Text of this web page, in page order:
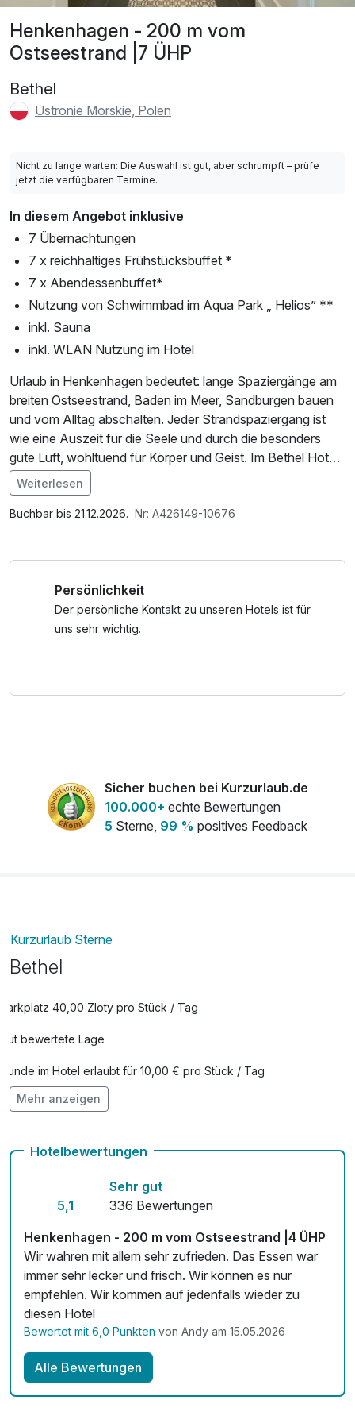
Henkenhagen - 200 m vom
Ostseestrand |7 ÜHP
Bethel
Ustronie Morskie, Polen
Nicht zu lange warten: Die Auswahl ist gut, aber schrumpft – prüfe
jetzt die verfügbaren Termine.
In diesem Angebot inklusive
7 Übernachtungen
7 x reichhaltiges Frühstücksbuffet *
7 x Abendessenbuffet*
Nutzung von Schwimmbad im Aqua Park „ Helios” **
inkl. Sauna
inkl. WLAN Nutzung im Hotel
Urlaub in Henkenhagen bedeutet: lange Spaziergänge am
breiten Ostseestrand, Baden im Meer, Sandburgen bauen
und vom Alltag abschalten. Jeder Strandspaziergang ist
wie eine Auszeit für die Seele und durch die besonders
gute Luft, wohltuend für Körper und Geist. Im Bethel Hotel
erwarten Sie eine moderne Unterkunft nur wenige Minuten
vom Strand entfernt, mit modernen Zimmern, einer
Sonnenterasse sowie einer Sauna. Durch Henkenhagen
Themengarten Hortulus nur 15 Minuten mit dem PKW vom
Hotel entfernt.
!!! Für alle Aufenthalte vom 1.11.2024 bis 31.03.2025 (mit
einem Mindestaufenthalt von 4 Nächten) - 1 Massage (30
Im Angebot enthalten
Saunabenutzung, W-LAN Nutzung / Internetnutzung
Weiterlesen
Buchbar bis 21.12.2026. Nr: A426149-10676
Persönlichkeit
Der persönliche Kontakt zu unseren Hotels ist für
uns sehr wichtig.
Sicher buchen bei Kurzurlaub.de
100.000+ echte Bewertungen
5 Sterne, 99 % positives Feedback
Kurzurlaub Sterne
Bethel
Parkplatz 40,00 Zloty pro Stück / Tag
Gut bewertete Lage
Hunde im Hotel erlaubt für 10,00 € pro Stück / Tag
Kostenloses W-LAN
Mehr anzeigen
Hotelbewertungen
5,1
Sehr gut
336 Bewertungen
Henkenhagen - 200 m vom Ostseestrand |4 ÜHP
Wir wahren mit allem sehr zufrieden. Das Essen war
immer sehr lecker und frisch. Wir können es nur
empfehlen. Wir kommen auf jedenfalls wieder zu
diesen Hotel
Bewertet mit 6,0 Punkten von Andy am 15.05.2026
Alle Bewertungen